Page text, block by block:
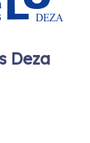
Deza